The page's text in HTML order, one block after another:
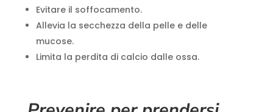
Evitare il soffocamento.
Allevia la secchezza della pelle e delle
mucose.
Limita la perdita di calcio dalle ossa.